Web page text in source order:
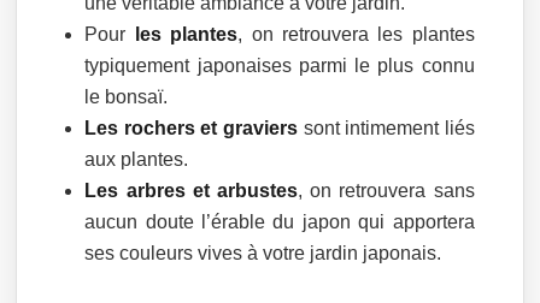
Pour
les plantes, on retrouvera les plantes
typiquement japonaises parmi le plus connu
le bonsaï.
Les rochers et graviers sont intimement liés
aux plantes.
Les arbres et arbustes, on retrouvera sans
aucun doute l’érable du japon qui apportera
ses couleurs vives à votre jardin japonais.